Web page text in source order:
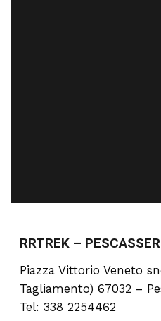
RRTREK –
Piazza Vittorio Veneto
Tagliamento) 67032 –
Tel: 338 2254462